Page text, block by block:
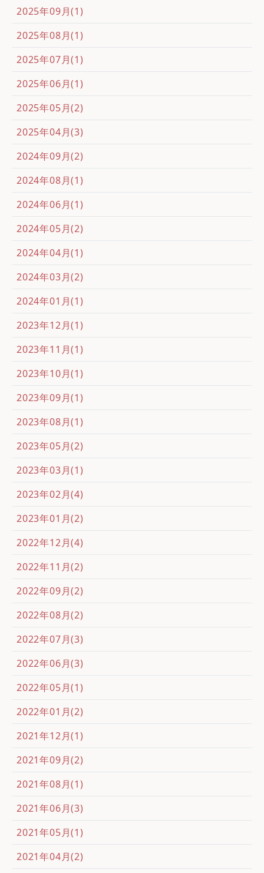
2025年09月(1)
2025年08月(1)
2025年07月(1)
2025年06月(1)
2025年05月(2)
2025年04月(3)
2024年09月(2)
2024年08月(1)
2024年06月(1)
2024年05月(2)
2024年04月(1)
2024年03月(2)
2024年01月(1)
2023年12月(1)
2023年11月(1)
2023年10月(1)
2023年09月(1)
2023年08月(1)
2023年05月(2)
2023年03月(1)
2023年02月(4)
2023年01月(2)
2022年12月(4)
2022年11月(2)
2022年09月(2)
2022年08月(2)
2022年07月(3)
2022年06月(3)
2022年05月(1)
2022年01月(2)
2021年12月(1)
2021年09月(2)
2021年08月(1)
2021年06月(3)
2021年05月(1)
2021年04月(2)